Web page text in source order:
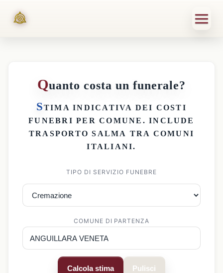
Quanto costa un funerale?
STIMA INDICATIVA DEI COSTI
FUNEBRI PER COMUNE . INCLUDE
TRASPORTO SALMA TRA COMUNI
ITALIANI.
TIPO DI SERVIZIO FUNEBRE
COMUNE DI PARTENZA
Calcola stima Pulisci